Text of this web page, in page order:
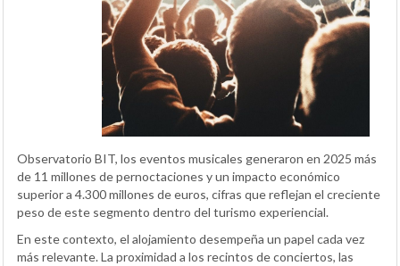
Observatorio BIT, los eventos musicales generaron en 2025 más
de 11 millones de pernoctaciones y un impacto económico
superior a 4.300 millones de euros, cifras que reflejan el creciente
peso de este segmento dentro del turismo experiencial.
En este contexto, el alojamiento desempeña un papel cada vez
más relevante. La proximidad a los recintos de conciertos, las